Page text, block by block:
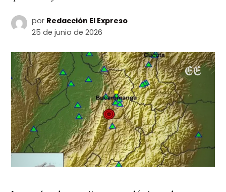
por Redacción El Expreso
25 de junio de 2026